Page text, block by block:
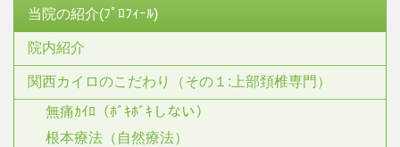
当院の紹介(ﾌﾟﾛﾌｨｰﾙ)
院内紹介
関西カイロのこだわり（その１:上部頚椎専門）
無痛ｶｲﾛ（ﾎﾞｷﾎﾞｷしない）
根本療法（自然療法）